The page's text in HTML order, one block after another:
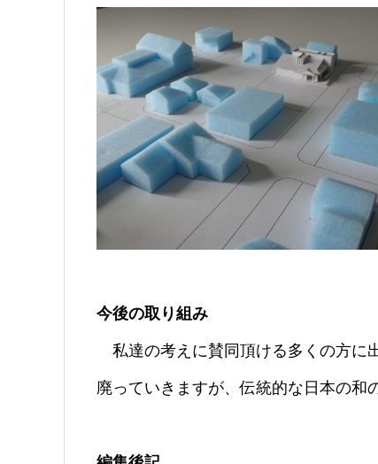
今後の取り組み
私達の考えに賛同頂ける多くの方に
廃っていきますが、伝統的な日本の和